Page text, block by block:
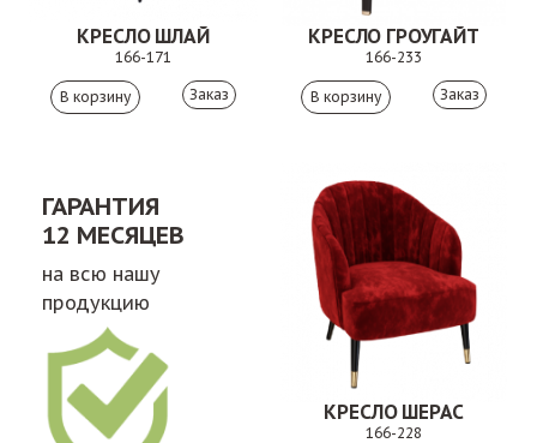
КРЕСЛО ШЛАЙ
166-171
Заказ
КРЕСЛО ГРОУГАЙТ
166-233
Заказ
ГАРАНТИЯ
12 МЕСЯЦЕВ
на всю нашу
продукцию
КРЕСЛО ШЕРАС
166-228